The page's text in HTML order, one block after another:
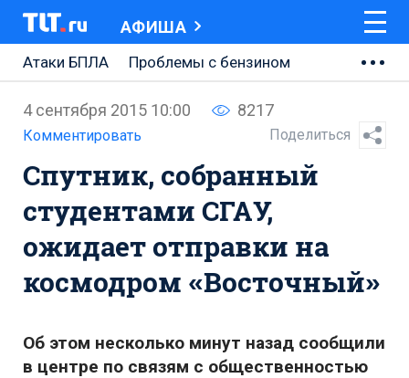
АФИША
Атаки БПЛА
Проблемы с бензином
АВТОВАЗ
Ремонт Центральной площади
Ремонт Обводного шоссе
Набережная Тольятти
Неделя Тольятти
4 сентября 2015 10:00 8217
Комментировать Поделиться
Спутник, собранный
студентами СГАУ,
ожидает отправки на
космодром «Восточный»
Об этом несколько минут назад сообщили
в центре по связям с общественностью